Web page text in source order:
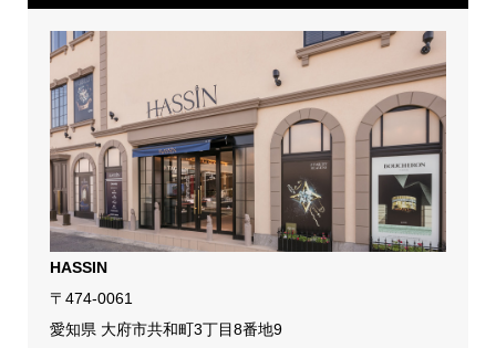
HASSIN
〒474-0061
愛知県 大府市共和町3丁目8番地9